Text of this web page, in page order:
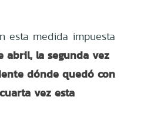
esta medida impuesta
abril, la segunda vez
dónde quedó con
vez esta